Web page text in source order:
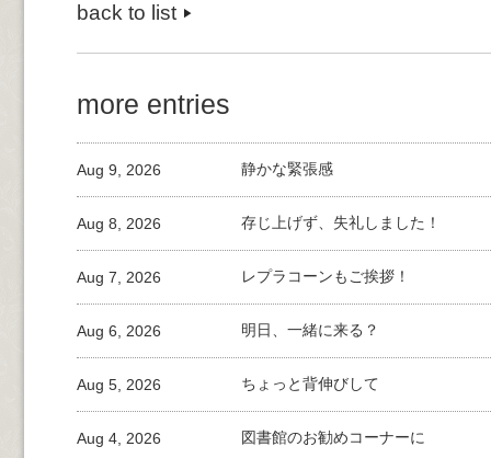
back to list
more entries
静かな緊張感
Aug 9, 2026
存じ上げず、失礼しました！
Aug 8, 2026
レプラコーンもご挨拶！
Aug 7, 2026
明日、一緒に来る？
Aug 6, 2026
ちょっと背伸びして
Aug 5, 2026
図書館のお勧めコーナーに
Aug 4, 2026